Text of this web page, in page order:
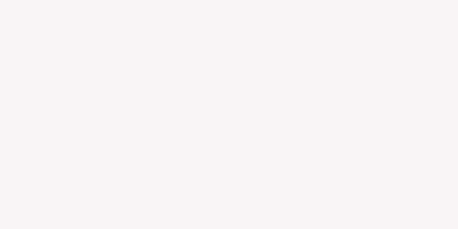
aan te passen en te beheren, en zorgt ervoor dat aan de regelgeving wordt voldaan. Pas uw voorkeuren aan om te